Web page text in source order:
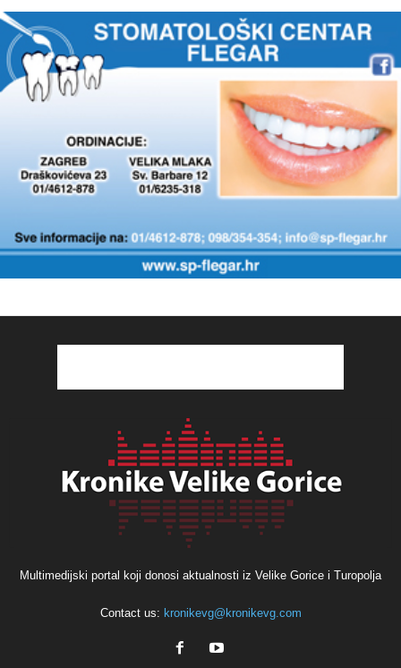
Multimedijski portal koji donosi aktualnosti iz Velike Gorice i Turopolja
Contact us: kronikevg@kronikevg.com